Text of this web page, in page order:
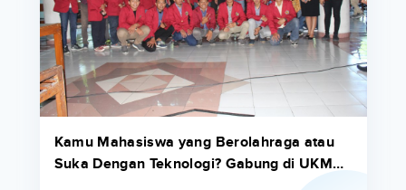
Kamu Mahasiswa yang Berolahraga atau
Suka Dengan Teknologi? Gabung di UKM